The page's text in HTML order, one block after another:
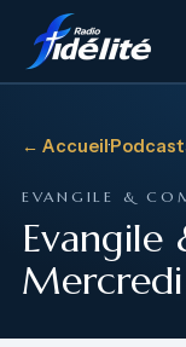
← Accueil·
EVANGILE &
Evangile